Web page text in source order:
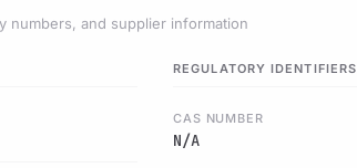
numbers, and supplier information
REGULATORY IDENTIFIERS
CAS NUMBER
N/A